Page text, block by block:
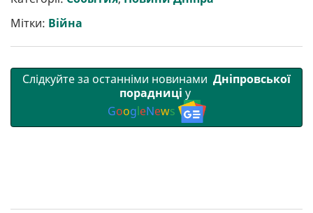
и
т
и
o
o
k
e r A
Мітки: Війна
Слідкуйте за останніми новинами Дніпровської
порадниці у
GoogleNews